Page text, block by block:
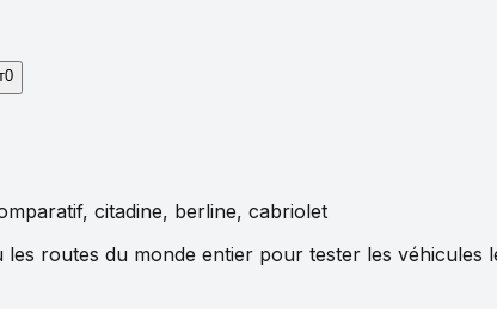
0
citadine, berline, cabriolet
routes du monde entier pour tester les véhicules